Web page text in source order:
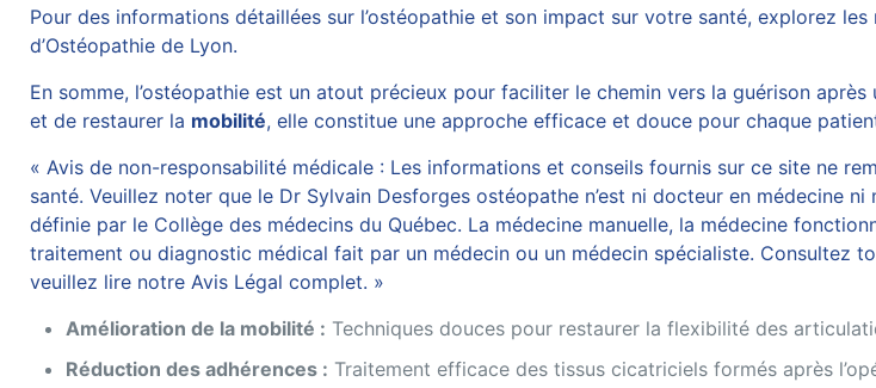
Pour des informations détaillées sur l’ostéopathie et son impact sur votre santé, explorez
d’Ostéopathie de Lyon.
En somme, l’ostéopathie est un atout précieux pour faciliter le chemin vers la guérison
et de restaurer la mobilité, elle constitue une approche efficace et douce pour chaque
« Avis de non-responsabilité médicale : Les informations et conseils fournis sur ce site ne
santé. Veuillez noter que le Dr Sylvain Desforges ostéopathe n’est ni docteur en médecine
définie par le Collège des médecins du Québec. La médecine manuelle, la médecine
traitement ou diagnostic médical fait par un médecin ou un médecin spécialiste. Consultez
veuillez lire notre Avis Légal complet. »
Amélioration de la mobilité : Techniques douces pour restaurer la flexibilité des
Réduction des adhérences : Traitement efficace des tissus cicatriciels formés après